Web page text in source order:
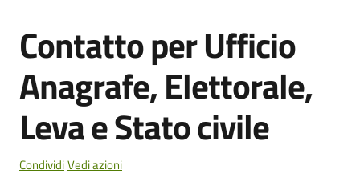
Novità
Servizi
Vivere
Pieve
di
Salta al contenuto
Contatto per Ufficio
Anagrafe, Elettorale,
Leva e Stato civile
CondividiVedi azioni